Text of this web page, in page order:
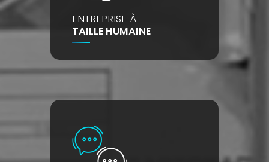
ENTREPRISE À
TAILLE HUMAINE